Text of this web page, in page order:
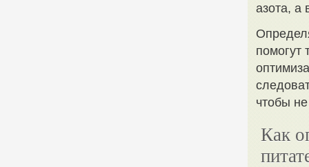
азота, а
помогут
чтобы
Как